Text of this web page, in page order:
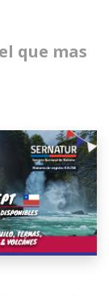
que mas